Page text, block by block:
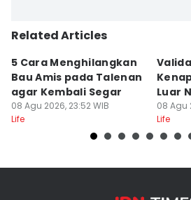
Related Articles
5 Cara Menghilangkan
Bau Amis pada Talenan
agar Kembali Segar
08 Agu 2026, 23:52 WIB
Life
Luar
08 Agu
Life